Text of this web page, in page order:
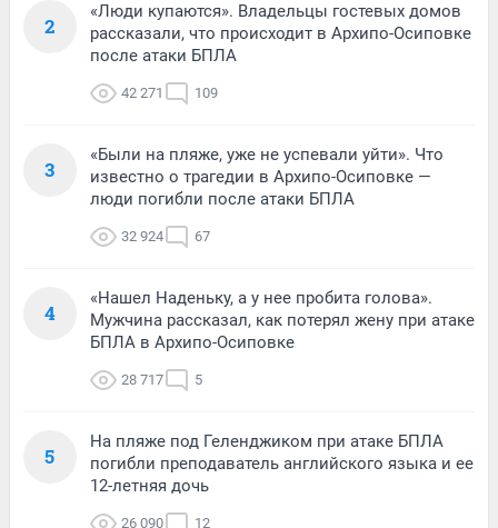
2
«Люди купаются». Владельцы гостевых домов
рассказали, что происходит в Архипо-Осиповке
после атаки БПЛА
42 271 109
3
«Были на пляже, уже не успевали уйти». Что
известно о трагедии в Архипо-Осиповке —
люди погибли после атаки БПЛА
32 924 67
4
«Нашел Наденьку, а у нее пробита голова».
Мужчина рассказал, как потерял жену при атаке
БПЛА в Архипо-Осиповке
28 717 5
5
На пляже под Геленджиком при атаке БПЛА
погибли преподаватель английского языка и ее
12-летняя дочь
26 090 12